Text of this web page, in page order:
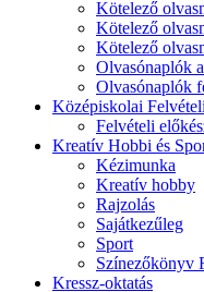
Kötelező
Kötelező
Kötelező
Olvasónaplók
Olvasónaplók
Középiskolai Felvételi
Felvételi
Kreatív Hobbi és
Kézimunka
Kreatív hobby
Rajzolás
Sajátkezűleg
Sport
Színezőkönyv
Kressz-oktatás